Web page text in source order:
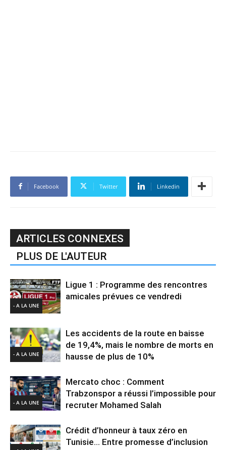
Facebook Twitter Linkedin
ARTICLES CONNEXES
PLUS DE L'AUTEUR
- A LA UNE
Ligue 1 : Programme des rencontres
amicales prévues ce vendredi
- A LA UNE
Les accidents de la route en baisse
de 19,4%, mais le nombre de morts en
hausse de plus de 10%
- A LA UNE
Mercato choc : Comment
Trabzonspor a réussi l’impossible pour
recruter Mohamed Salah
Crédit d’honneur à taux zéro en
Tunisie… Entre promesse d’inclusion